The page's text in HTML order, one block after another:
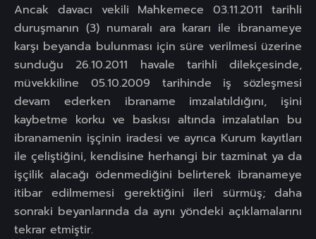
Ancak davacı vekili Mahkemece 03.11.2011 tarihli
duruşmanın (3) numaralı ara kararı ile ibranameye
karşı beyanda bulunması için süre verilmesi üzerine
sunduğu 26.10.2011 havale tarihli dilekçesinde,
müvekkiline 05.10.2009 tarihinde iş sözleşmesi
devam ederken ibraname imzalatıldığını, işini
kaybetme korku ve baskısı altında imzalatılan bu
ibranamenin işçinin iradesi ve ayrıca Kurum kayıtları
ile çeliştiğini, kendisine herhangi bir tazminat ya da
işçilik alacağı ödenmediğini belirterek ibranameye
itibar edilmemesi gerektiğini ileri sürmüş; daha
sonraki beyanlarında da aynı yöndeki açıklamalarını
tekrar etmiştir.